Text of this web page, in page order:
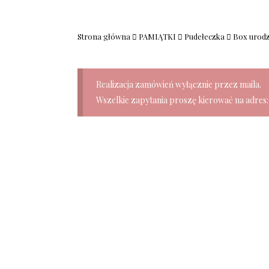
Strona główna PAMIĄTKI Pudełeczka Box
Realizacja zamówień wyłącznie przez maila.
Wszelkie zapytania proszę kierować na